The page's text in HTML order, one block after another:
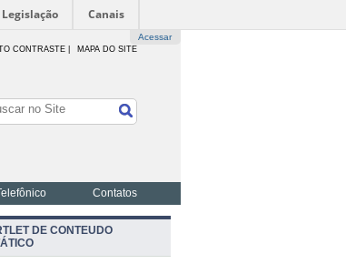
Legislação Canais
Acessar
CONTRASTE | MAPA DO SITE
Contatos
DE CONTEUDO